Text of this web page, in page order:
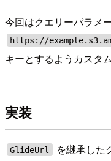
今回はクエリーパラメ
https://
キーとするようカスタ
実装
GlideUrl を継承した